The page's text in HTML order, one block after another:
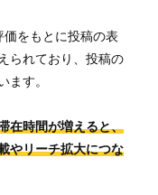
をもとに投稿の表
られており、投稿の
ます。
在時間が増えると、
やリーチ拡大につな